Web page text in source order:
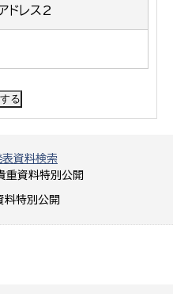
資料検索
重資料特別公開
料特別公開
ドレス2